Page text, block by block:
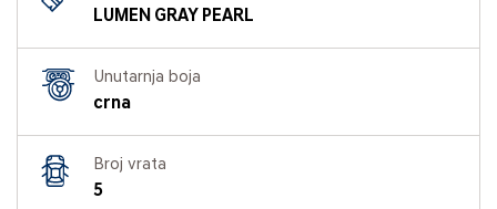
LUMEN GRAY PEARL
Unutarnja boja
crna
Broj vrata
5